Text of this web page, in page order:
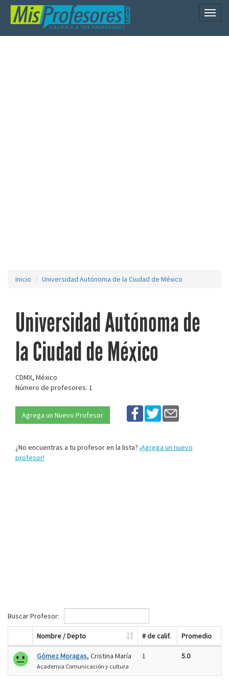
Inicio Universidad Autónoma de la Ciudad de México
Universidad Autónoma de
la Ciudad de México
CDMX, México
Número de profesores: 1
Agrega un Nuevo Profesor
¿No encuentras a tu profesor en la lista? ¡Agrega un nuevo
profesor!
Buscar Profesor:
Nombre / Depto # de calif. Promedio
Gómez Moragas, Cristina María
Academia Comunicación y cultura
1 5.0